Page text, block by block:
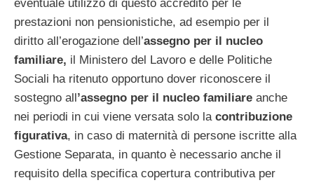
eventuale utilizzo di questo accredito per le
prestazioni non pensionistiche, ad esempio per il
diritto all’erogazione dell’assegno per il nucleo
familiare, il Ministero del Lavoro e delle Politiche
Sociali ha ritenuto opportuno dover riconoscere il
sostegno all ’assegno per il nucleo familiare anche
nei periodi in cui viene versata solo la contribuzione
figurativa, in caso di maternità di persone iscritte alla
Gestione Separata, in quanto è necessario anche il
requisito della specifica copertura contributiva per